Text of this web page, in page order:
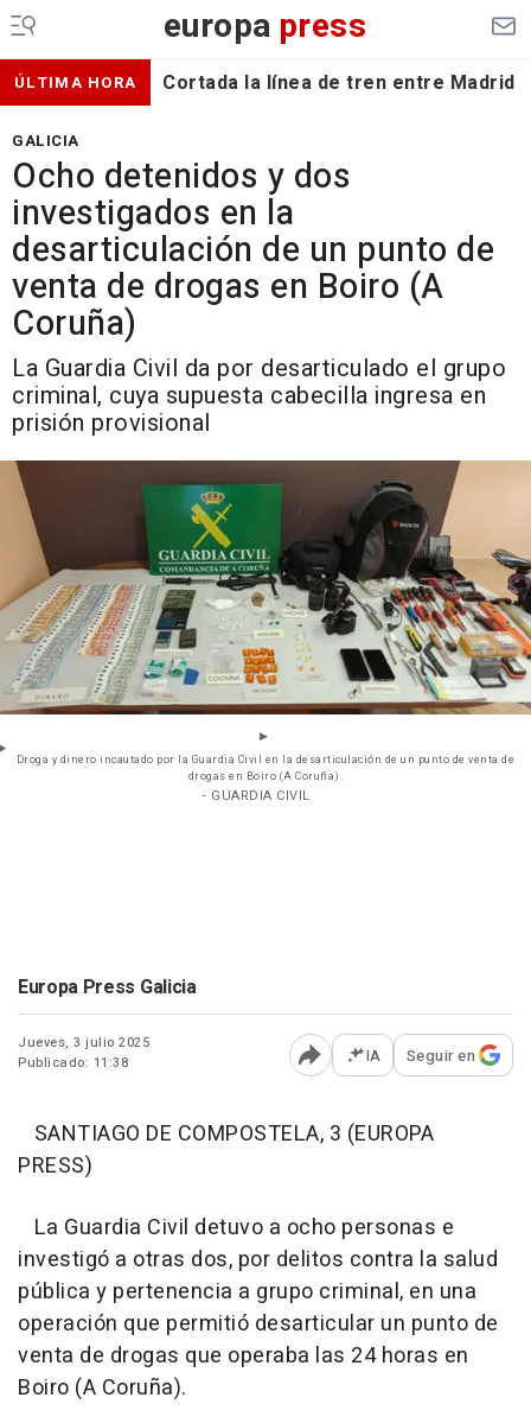
europa press
ÚLTIMA HORA Cortada la línea de tren entre Madrid
GALICIA
Ocho detenidos y dos
investigados en la
desarticulación de un punto de
venta de drogas en Boiro (A
Coruña)
La Guardia Civil da por desarticulado el grupo
criminal, cuya supuesta cabecilla ingresa en
prisión provisional
Droga y dinero incautado por la Guardia Civil en la desarticulación de un punto de venta de
drogas en Boiro (A Coruña).
- GUARDIA CIVIL
Europa Press Galicia
Jueves, 3 julio 2025
Publicado: 11:38
Abrir opciones para
IA Seguir en
SANTIAGO DE COMPOSTELA, 3 (EUROPA
PRESS)
La Guardia Civil detuvo a ocho personas e
investigó a otras dos, por delitos contra la salud
pública y pertenencia a grupo criminal, en una
operación que permitió desarticular un punto de
venta de drogas que operaba las 24 horas en
Boiro (A Coruña).